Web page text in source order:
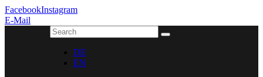
FacebookInstagram
E-Mail
DE
EN